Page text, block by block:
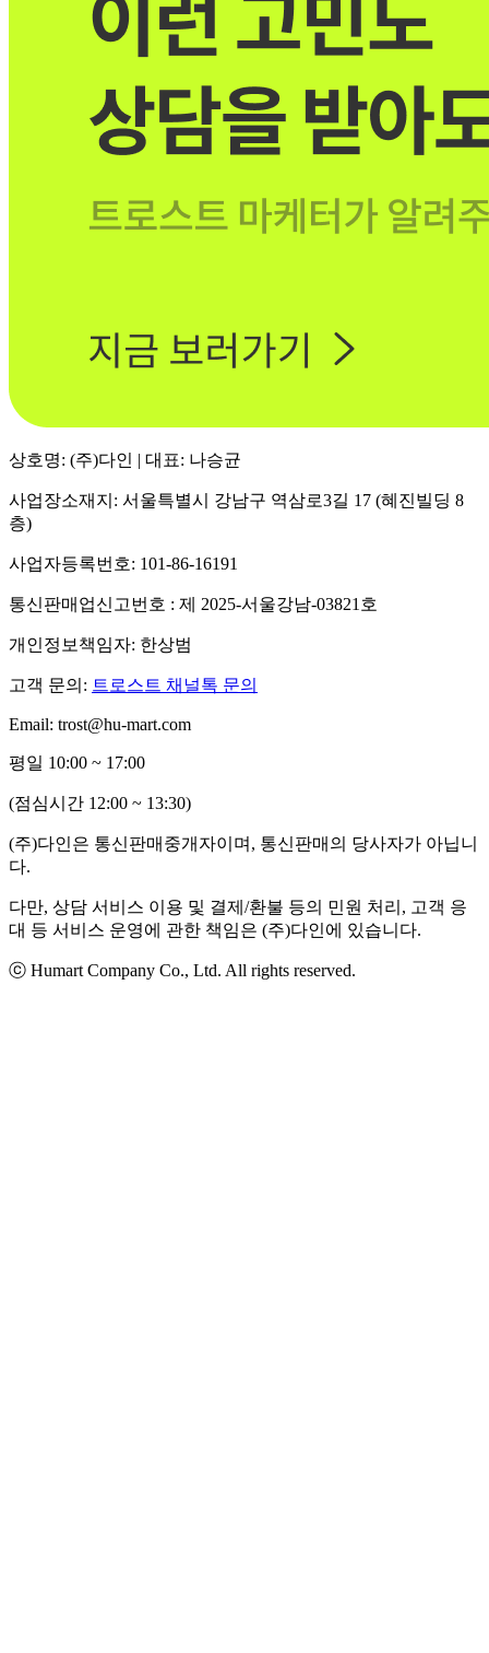
상호명: (주)다인 | 대표: 나승균
사업장소재지: 서울특별시 강남구 역삼로3길 17 (혜진빌딩 8
층)
사업자등록번호: 101-86-16191
통신판매업신고번호 : 제 2025-서울강남-03821호
개인정보책임자: 한상범
고객 문의: 트로스트 채널톡 문의
Email: trost@hu-mart.com
평일 10:00 ~ 17:00
(점심시간 12:00 ~ 13:30)
(주)다인은 통신판매중개자이며, 통신판매의 당사자가 아닙니
다.
다만, 상담 서비스 이용 및 결제/환불 등의 민원 처리, 고객 응
대 등 서비스 운영에 관한 책임은 (주)다인에 있습니다.
ⓒ Humart Company Co., Ltd. All rights reserved.